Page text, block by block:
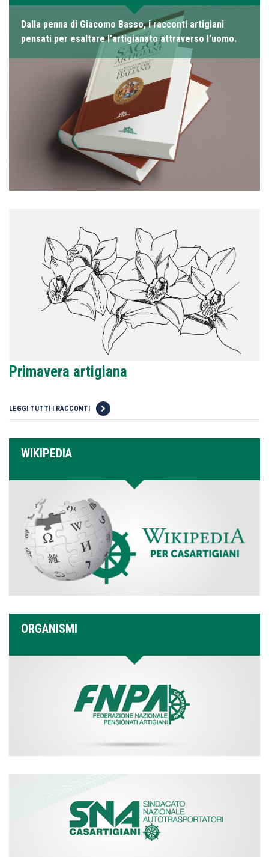
Dalla penna di Giacomo Basso, i racconti artigiani
pensati per esaltare l’artigianato attraverso l’uomo.
Primavera artigiana
LEGGI TUTTI I RACCONTI
WIKIPEDIA
ORGANISMI